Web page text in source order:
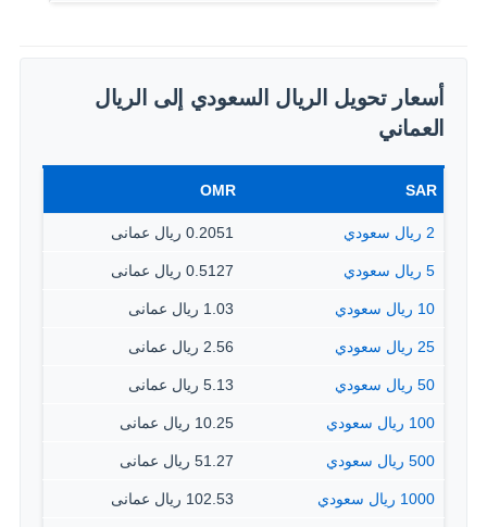
أسعار تحويل الريال السعودي إلى الريال
العماني
SAR
OMR
2 ريال سعودي 0.2051 ريال عمانى
5 ريال سعودي 0.5127 ريال عمانى
10 ريال سعودي 1.03 ريال عمانى
25 ريال سعودي 2.56 ريال عمانى
50 ريال سعودي 5.13 ريال عمانى
100 ريال سعودي 10.25 ريال عمانى
500 ريال سعودي 51.27 ريال عمانى
1000 ريال سعودي 102.53 ريال عمانى